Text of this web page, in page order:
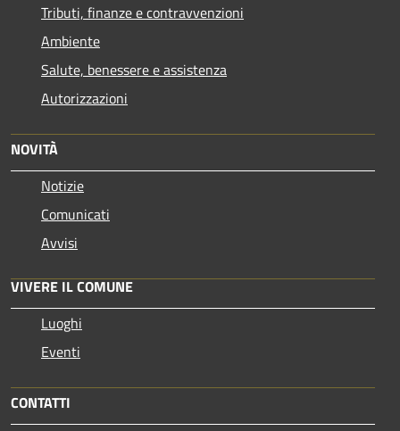
Tributi, finanze e contravvenzioni
Ambiente
Salute, benessere e assistenza
Autorizzazioni
NOVITÀ
Notizie
Comunicati
Avvisi
VIVERE IL COMUNE
Luoghi
Eventi
CONTATTI